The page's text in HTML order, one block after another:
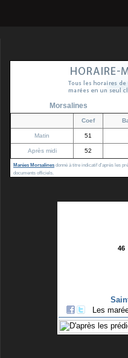
Morsalines
Coef
Matin 51
Après midi 52
Marées Morsalines donné à titre indicatif d'après les
documents officiels.